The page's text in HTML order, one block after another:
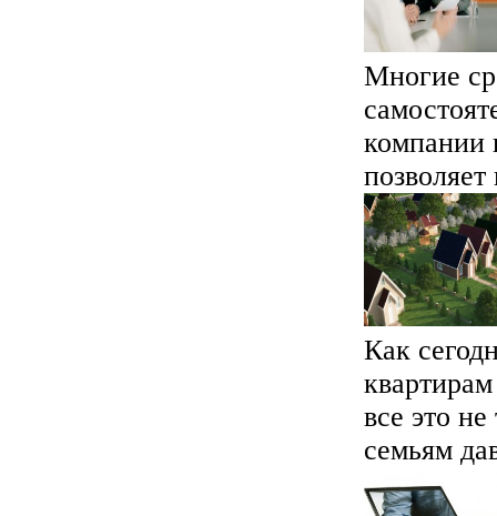
Многие
компании
Как
все это
семьям